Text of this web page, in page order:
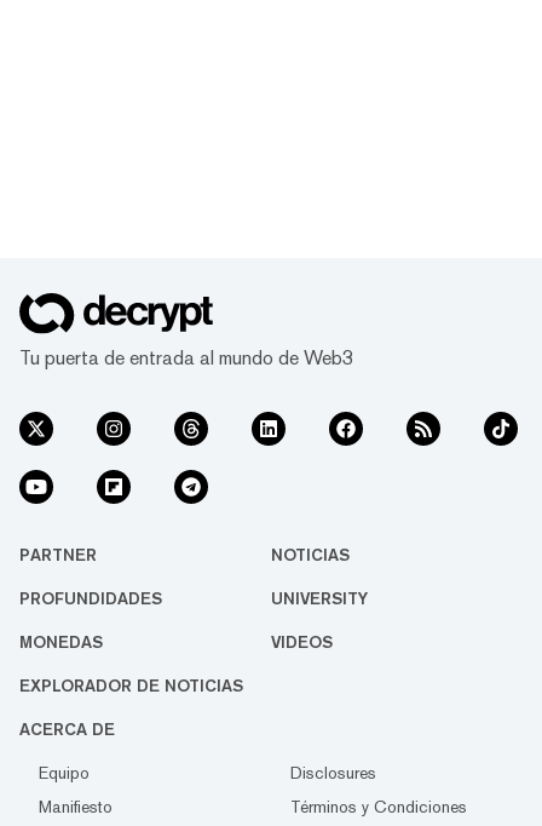
Tu puerta de entrada al mundo de Web3
PARTNER NOTICIAS
PROFUNDIDADES UNIVERSITY
MONEDAS VIDEOS
EXPLORADOR DE NOTICIAS
ACERCA DE
Equipo
Disclosures
Manifiesto
Términos y Condiciones